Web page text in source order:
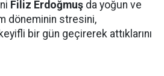
Filiz Erdoğmuş da yoğun ve
döneminin stresini,
bir gün geçirerek attıklarını